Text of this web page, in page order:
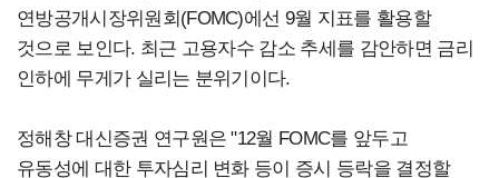
연방공개시장위원회(FOMC)에선 9월 지표를 활용할
것으로 보인다. 최근 고용자수 감소 추세를 감안하면 금리
인하에 무게가 실리는 분위기이다.
정해창 대신증권 연구원은 "12월 FOMC를 앞두고
유동성에 대한 투자심리 변화 등이 증시 등락을 결정할